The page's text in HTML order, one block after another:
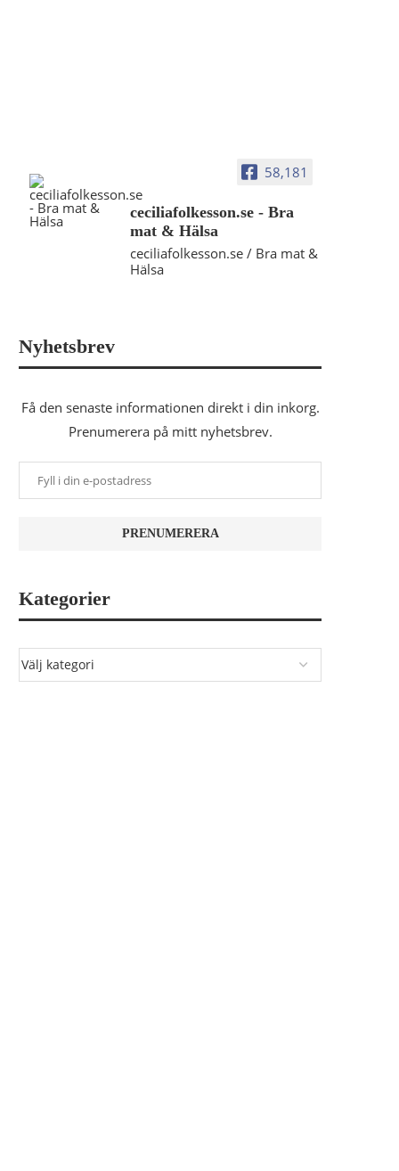
58,181
ceciliafolkesson.se - Bra
mat & Hälsa
ceciliafolkesson.se / Bra mat &
Hälsa
Nyhetsbrev
Få den senaste informationen direkt i din inkorg.
Prenumerera på mitt nyhetsbrev.
Kategorier